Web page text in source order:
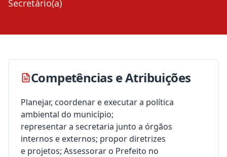
Secretário(a)
Competências e Atribuições
Planejar, coordenar e executar a política
ambiental do município;
representar a secretaria junto a órgãos
internos e externos; propor diretrizes
e projetos; Assessorar o Prefeito no